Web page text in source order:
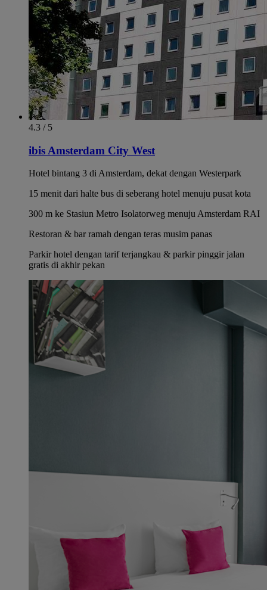
4.3 / 5
ibis Amsterdam City West
Hotel bintang 3 di Amsterdam, dekat dengan Westerpark
15 menit dari halte bus di seberang hotel menuju pusat kota
300 m ke Stasiun Metro Isolatorweg menuju Amsterdam RAI
Restoran & bar ramah dengan teras musim panas
Parkir hotel dengan tarif terjangkau & parkir pinggir jalan
gratis di akhir pekan